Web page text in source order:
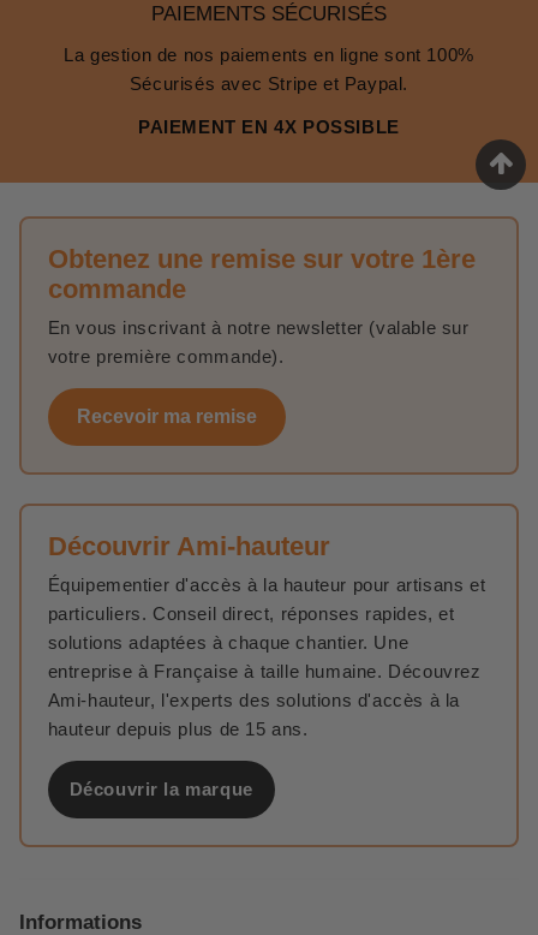
PAIEMENTS SÉCURISÉS
La gestion de nos paiements en ligne sont 100%
Sécurisés avec Stripe et Paypal.
PAIEMENT EN 4X POSSIBLE
Obtenez une remise sur votre 1ère
commande
En vous inscrivant à notre newsletter (valable sur
votre première commande).
Recevoir ma remise
Découvrir Ami-hauteur
Équipementier d'accès à la hauteur pour artisans et
particuliers. Conseil direct, réponses rapides, et
solutions adaptées à chaque chantier. Une
entreprise à Française à taille humaine. Découvrez
Ami-hauteur, l'experts des solutions d'accès à la
hauteur depuis plus de 15 ans.
Découvrir la marque
Informations